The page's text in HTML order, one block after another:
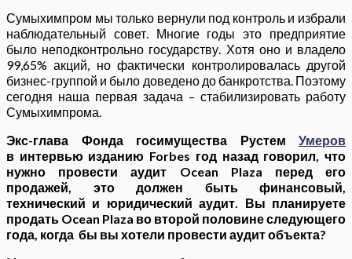
Сумыхимпром мы только вернули под контроль и избрали
наблюдательный совет. Многие годы это предприятие
было неподконтрольно государству. Хотя оно и владело
99,65% акций, но фактически контролировалась другой
бизнес-группой и было доведено до банкротства. Поэтому
сегодня наша первая задача – стабилизировать работу
Сумыхимпрома.
Экс-глава Фонда госимущества Рустем Умеров
в интервью изданию Forbes год назад говорил, что
нужно провести аудит Ocean Plaza перед его
продажей, это должен быть финансовый,
технический и юридический аудит. Вы планируете
продать Ocean Plaza во второй половине следующего
года, когда бы вы хотели провести аудит объекта?